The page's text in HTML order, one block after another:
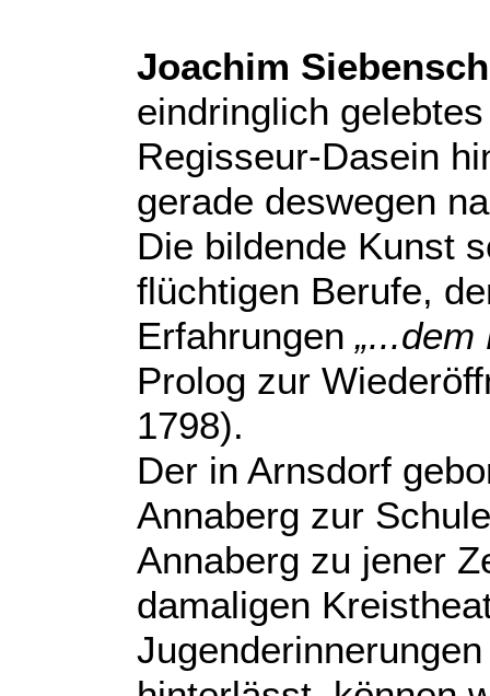
Joachim
eindringlich
Regisseur-Dasein
gerade deswegen
Die bildende Kunst
flüchtigen Berufe,
Erfahrungen
Prolog zur
1798).
Der in Arnsdorf
Annaberg zur
Annaberg zu jener
damaligen